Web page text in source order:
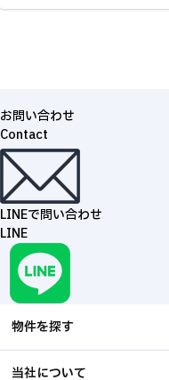
お問い合わせ
Contact
LINEで問い合わせ
LINE
物件を探す
当社について